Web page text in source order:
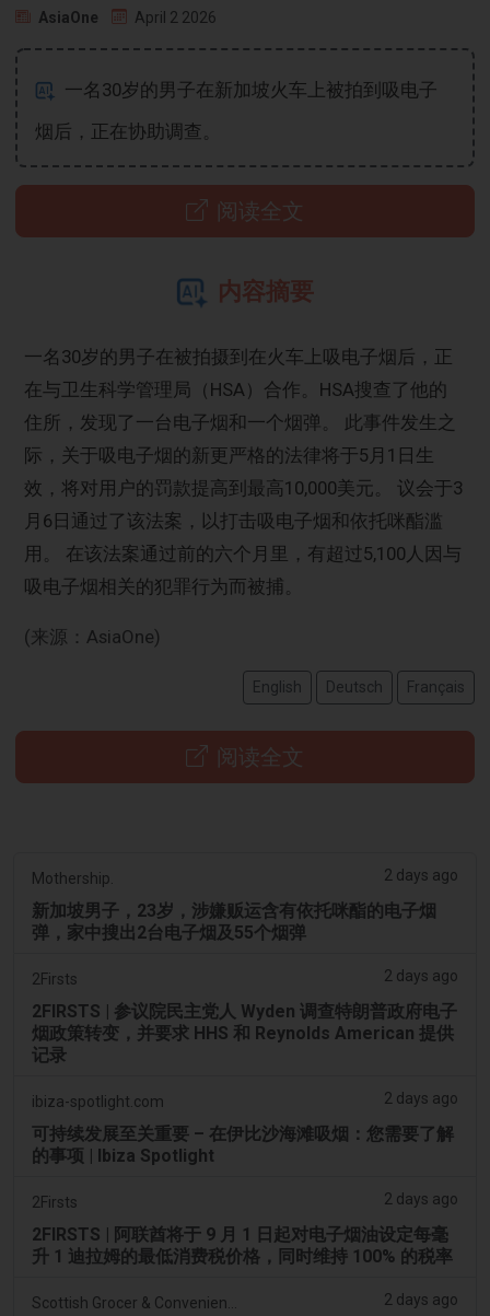
AsiaOne April 2 2026
一名30岁的男子在新加坡火车上被拍到吸电子
烟后，正在协助调查。
阅读全文
内容摘要
一名30岁的男子在被拍摄到在火车上吸电子烟后，正
在与卫生科学管理局（HSA）合作。HSA搜查了他的
住所，发现了一台电子烟和一个烟弹。 此事件发生之
际，关于吸电子烟的新更严格的法律将于5月1日生
效，将对用户的罚款提高到最高10,000美元。 议会于3
月6日通过了该法案，以打击吸电子烟和依托咪酯滥
用。 在该法案通过前的六个月里，有超过5,100人因与
吸电子烟相关的犯罪行为而被捕。
(来源：AsiaOne)
English Deutsch Français
阅读全文
Mothership. 2 days ago
新加坡男子，23岁，涉嫌贩运含有依托咪酯的电子烟
弹，家中搜出2台电子烟及55个烟弹
2Firsts 2 days ago
2FIRSTS | 参议院民主党人 Wyden 调查特朗普政府电子
烟政策转变，并要求 HHS 和 Reynolds American 提供
记录
ibiza-spotlight.com 2 days ago
可持续发展至关重要 – 在伊比沙海滩吸烟：您需要了解
的事项 | Ibiza Spotlight
2Firsts 2 days ago
2FIRSTS | 阿联酋将于 9 月 1 日起对电子烟油设定每毫
升 1 迪拉姆的最低消费税价格，同时维持 100% 的税率
2 days ago